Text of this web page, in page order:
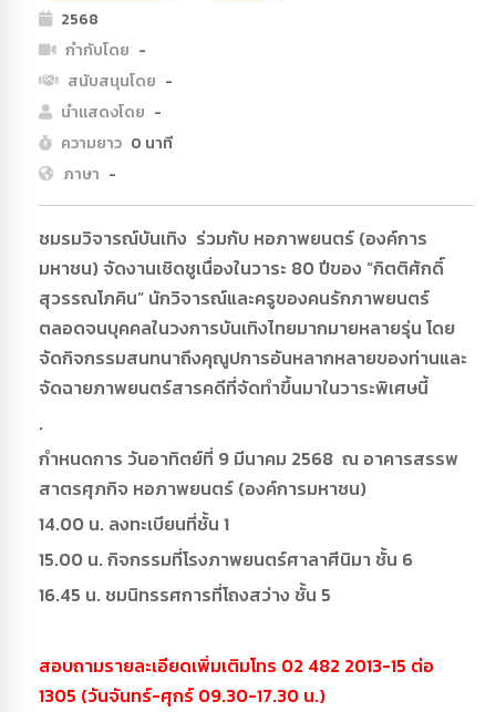
2568
กำกับโดย -
สนับสนุนโดย -
นำแสดงโดย -
ความยาว 0 นาที
ภาษา -
ชมรมวิจารณ์บันเทิง ร่วมกับ หอภาพยนตร์ (องค์การ
มหาชน) จัดงานเชิดชูเนื่องในวาระ 80 ปีของ “กิตติศักดิ์
สุวรรณโภคิน” นักวิจารณ์และครูของคนรักภาพยนตร์
ตลอดจนบุคคลในวงการบันเทิงไทยมากมายหลายรุ่น โดย
จัดกิจกรรมสนทนาถึงคุณูปการอันหลากหลายของท่านและ
จัดฉายภาพยนตร์สารคดีที่จัดทำขึ้นมาในวาระพิเศษนี้
.
กำหนดการ วันอาทิตย์ที่ 9 มีนาคม 2568 ณ อาคารสรรพ
สาตรศุภกิจ หอภาพยนตร์ (องค์การมหาชน)
14.00 น. ลงทะเบียนที่ชั้น 1
15.00 น. กิจกรรมที่โรงภาพยนตร์ศาลาศีนิมา ชั้น 6
16.45 น. ชมนิทรรศการที่โถงสว่าง ชั้น 5
สอบถามรายละเอียดเพิ่มเติมโทร 02 482 2013-15 ต่อ
1305 (วันจันทร์-ศุกร์ 09.30-17.30 น.)